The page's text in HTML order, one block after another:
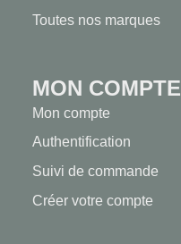
Toutes nos marques
MON COMPTE
Mon compte
Authentification
Suivi de commande
Créer votre compte